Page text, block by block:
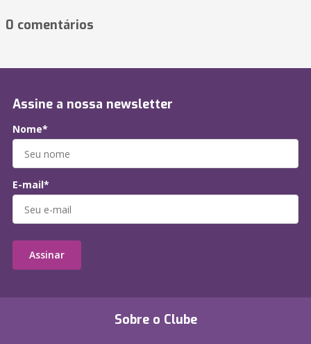
0 comentários
Sobre o Clube
Assine a nossa newsletter
Nome*
E-mail*
Assinar